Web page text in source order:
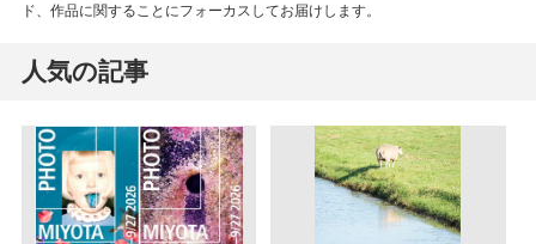
ド、作品に関することにフォーカスしてお届けします。
人気の記事